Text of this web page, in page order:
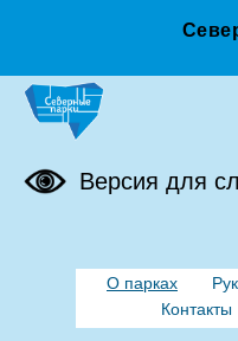
Версия для
О парках
Контакты